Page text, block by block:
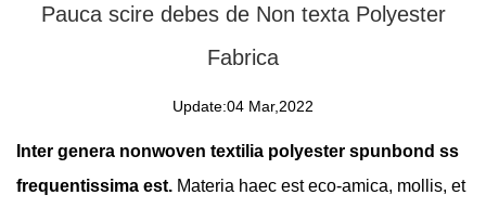
Pauca scire debes de Non texta Polyester
Fabrica
Update:04 Mar,2022
Inter genera nonwoven textilia polyester spunbond ss
frequentissima est. Materia haec est eco-amica, mollis, et